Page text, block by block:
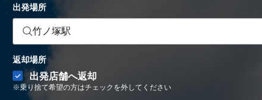
出発場所
竹ノ塚駅
返却場所
出発店舗へ返却
※乗り捨て希望の方はチェックを外してください